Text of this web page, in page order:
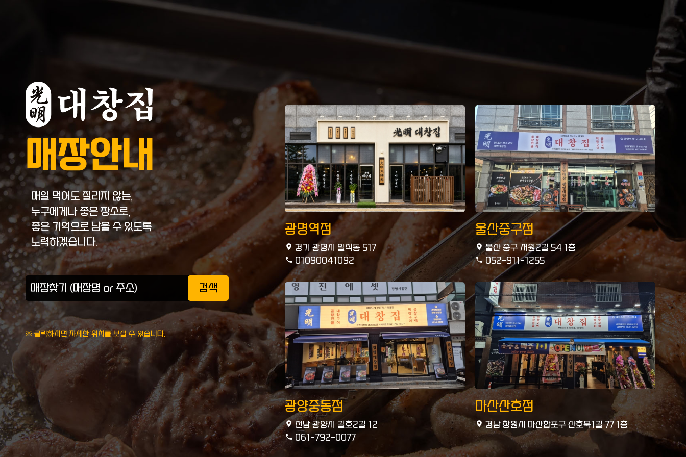
매장안내
매일 먹어도 질리지 않는,
누구에게나 좋은 장소로,
좋은 기억으로 남을 수 있도록
노력하겠습니다.
검색
※ 클릭하시면 자세한 위치를 보실 수 있습니다.
광명역점
경기 광명시 일직동 517
01090041092
울산중구점
울산 중구 서원2길 54 1층
052-911-1255
광양중동점
전남 광양시 길호2길 12
061-792-0077
마산산호점
경남 창원시 마산합포구 산호북1길 77 1층